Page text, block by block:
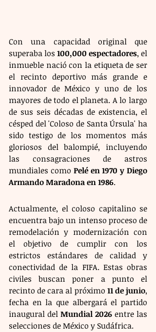
Con una capacidad original que
superaba los 100,000 espectadores, el
inmueble nació con la etiqueta de ser
el recinto deportivo más grande e
innovador de México y uno de los
mayores de todo el planeta. A lo largo
de sus seis décadas de existencia, el
césped del 'Coloso de Santa Úrsula' ha
sido testigo de los momentos más
gloriosos del balompié, incluyendo
las consagraciones de astros
mundiales como Pelé en 1970 y Diego
Armando Maradona en 1986.
Actualmente, el coloso capitalino se
encuentra bajo un intenso proceso de
remodelación y modernización con
el objetivo de cumplir con los
estrictos estándares de calidad y
conectividad de la FIFA. Estas obras
civiles buscan poner a punto el
recinto de cara al próximo 11 de junio,
fecha en la que albergará el partido
inaugural del Mundial 2026 entre las
selecciones de México y Sudáfrica.